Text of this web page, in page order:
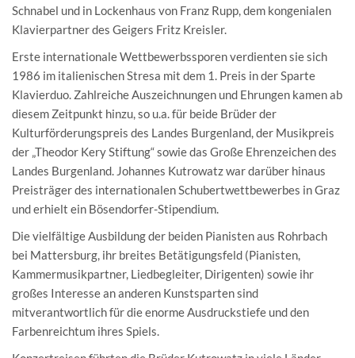
Schnabel und in Lockenhaus von Franz Rupp, dem kongenialen
Klavierpartner des Geigers Fritz Kreisler.
Erste internationale Wettbewerbssporen verdienten sie sich
1986 im italienischen Stresa mit dem 1. Preis in der Sparte
Klavierduo. Zahlreiche Auszeichnungen und Ehrungen kamen ab
diesem Zeitpunkt hinzu, so u.a. für beide Brüder der
Kulturförderungspreis des Landes Burgenland, der Musikpreis
der „Theodor Kery Stiftung“ sowie das Große Ehrenzeichen des
Landes Burgenland. Johannes Kutrowatz war darüber hinaus
Preisträger des internationalen Schubertwettbewerbes in Graz
und erhielt ein Bösendorfer-Stipendium.
Die vielfältige Ausbildung der beiden Pianisten aus Rohrbach
bei Mattersburg, ihr breites Betätigungsfeld (Pianisten,
Kammermusikpartner, Liedbegleiter, Dirigenten) sowie ihr
großes Interesse an anderen Kunstsparten sind
mitverantwortlich für die enorme Ausdruckstiefe und den
Farbenreichtum ihres Spiels.